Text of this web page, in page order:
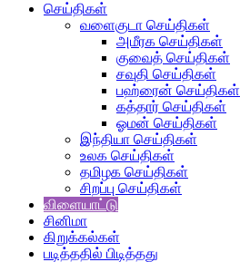
செய்திகள்
வளைகுடா செய்திகள்
அமீரக செய்திகள்
குவைத் செய்திகள்
சவுதி செய்திகள்
பஹ்ரைன் செய்திகள்
கத்தார் செய்திகள்
ஓமன் செய்திகள்
இந்தியா செய்திகள்
உலக செய்திகள்
தமிழக செய்திகள்
சிறப்பு செய்திகள்
விளையாட்டு
சினிமா
கிறுக்கல்கள்
படித்ததில் பிடித்தது